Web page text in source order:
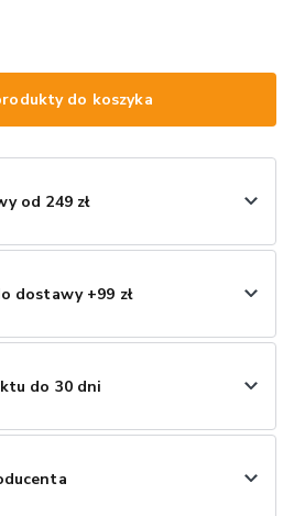
do koszyka
od 249 zł
dostawy +99 zł
do 30 dni